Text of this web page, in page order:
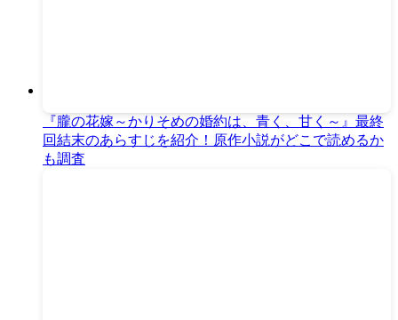
『朧の花嫁～かりそめの婚約は、青く、甘く～』最終
回結末のあらすじを紹介！原作小説がどこで読めるか
も調査